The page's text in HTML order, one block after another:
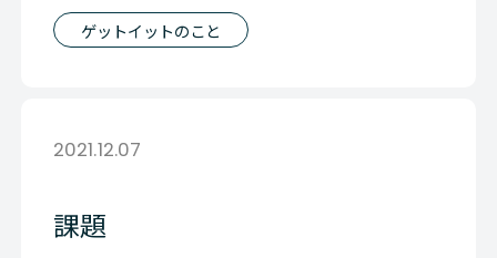
会社は変わりません 変えたいなら発信
ゲットイットのこと
2021.12.07
課題